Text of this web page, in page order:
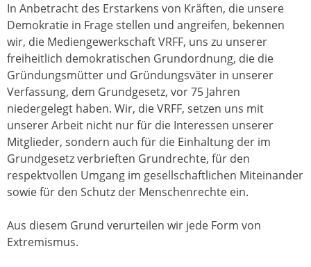
In Anbetracht des Erstarkens von Kräften, die unsere
Demokratie in Frage stellen und angreifen, bekennen
wir, die Mediengewerkschaft VRFF, uns zu unserer
freiheitlich demokratischen Grundordnung, die die
Gründungsmütter und Gründungsväter in unserer
Verfassung, dem Grundgesetz, vor 75 Jahren
niedergelegt haben. Wir, die VRFF, setzen uns mit
unserer Arbeit nicht nur für die Interessen unserer
Mitglieder, sondern auch für die Einhaltung der im
Grundgesetz verbrieften Grundrechte, für den
respektvollen Umgang im gesellschaftlichen Miteinander
sowie für den Schutz der Menschenrechte ein.
Aus diesem Grund verurteilen wir jede Form von
Extremismus.